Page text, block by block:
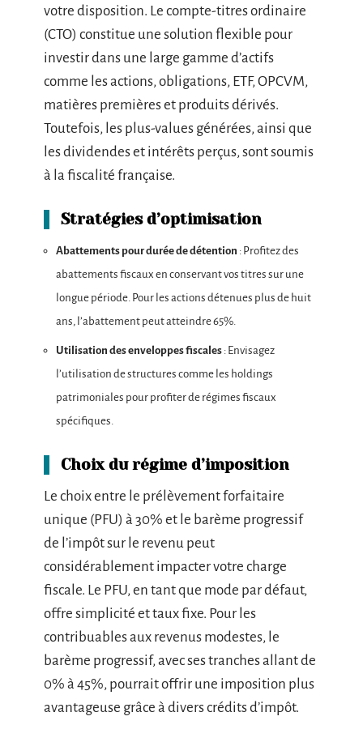
votre disposition. Le compte-titres ordinaire
(CTO) constitue une solution flexible pour
investir dans une large gamme d’actifs
comme les actions, obligations, ETF, OPCVM,
matières premières et produits dérivés.
Toutefois, les plus-values générées, ainsi que
les dividendes et intérêts perçus, sont soumis
à la fiscalité française.
Stratégies d’optimisation
Abattements pour durée de détention : Profitez des
abattements fiscaux en conservant vos titres sur une
longue période. Pour les actions détenues plus de huit
ans, l’abattement peut atteindre 65%.
Utilisation des enveloppes fiscales : Envisagez
l’utilisation de structures comme les holdings
patrimoniales pour profiter de régimes fiscaux
spécifiques.
Choix du régime d’imposition
Le choix entre le prélèvement forfaitaire
unique (PFU) à 30% et le barème progressif
de l’impôt sur le revenu peut
considérablement impacter votre charge
fiscale. Le PFU, en tant que mode par défaut,
offre simplicité et taux fixe. Pour les
contribuables aux revenus modestes, le
barème progressif, avec ses tranches allant de
0% à 45%, pourrait offrir une imposition plus
avantageuse grâce à divers crédits d’impôt.